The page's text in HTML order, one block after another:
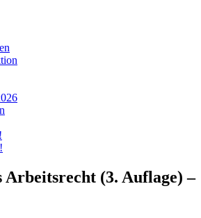
(3. Auflage) –